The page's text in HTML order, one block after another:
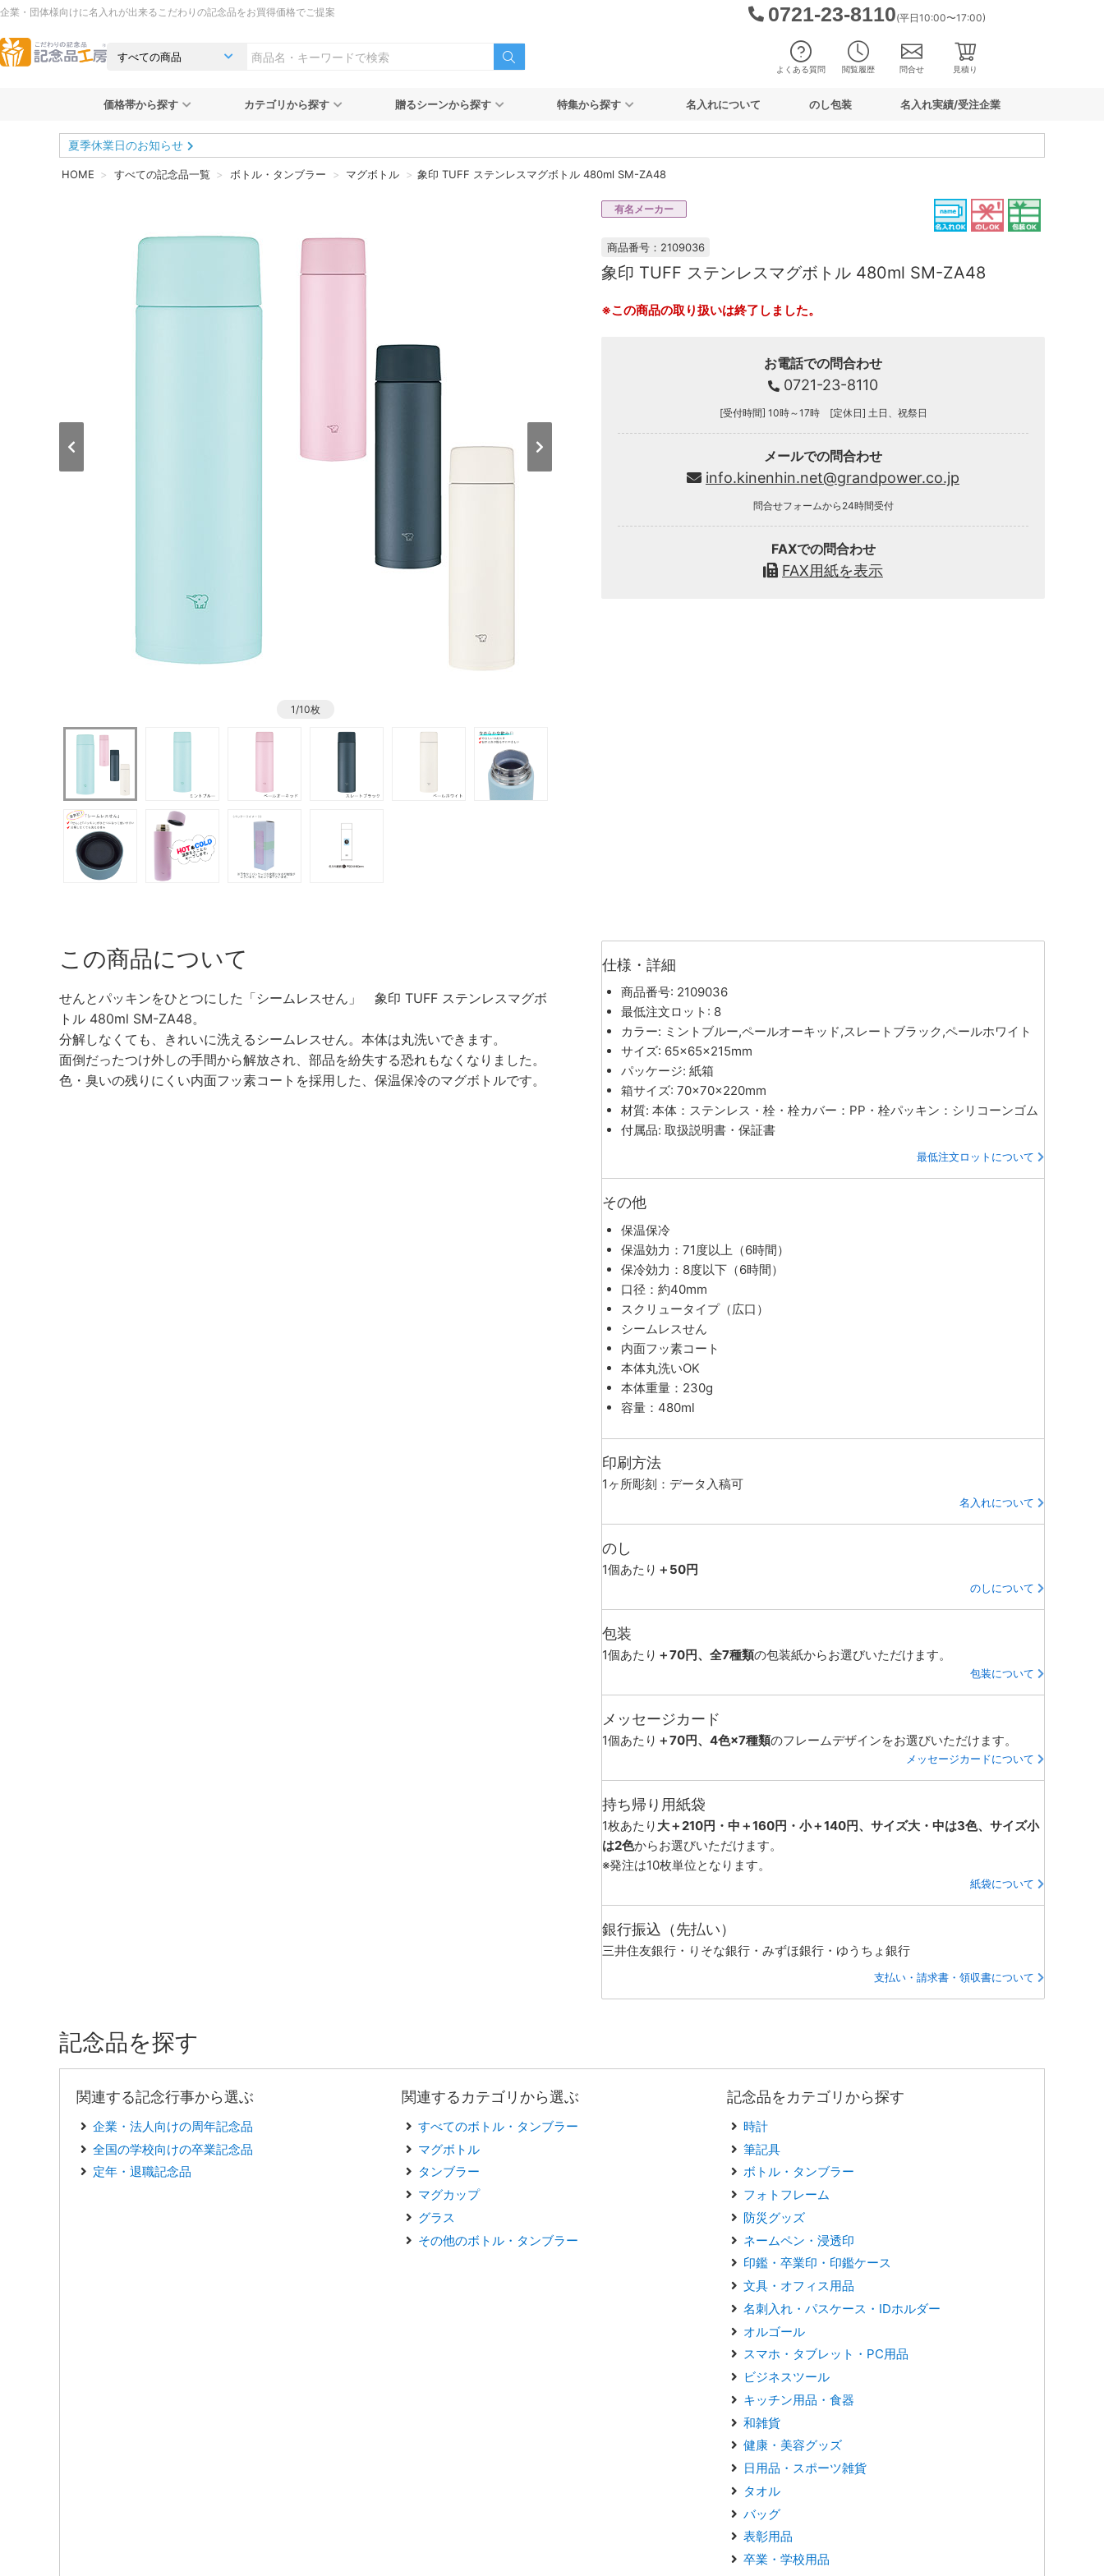
企業・団体様向けに名入れが出来るこだわりの記念品をお買得価格でご提案 0721-23-8110(平日10:00〜17:00)
よくある質問 閲覧履歴 問合せ 見積り
価格帯から探す カテゴリから探す 贈るシーンから探す 特集から探す 名入れについて のし包装 名入れ実績/受注企業
夏季休業日のお知らせ
HOME すべての記念品一覧 ボトル・タンブラー マグボトル 象印 TUFF ステンレスマグボトル 480ml SM-ZA48
1/10枚
有名メーカー
商品番号：2109036
象印 TUFF ステンレスマグボトル 480ml SM-ZA48
※この商品の取り扱いは終了しました。
お電話での問合わせ
0721-23-8110
[受付時間] 10時～17時 [定休日] 土日、祝祭日
メールでの問合わせ
info.kinenhin.net@grandpower.co.jp
問合せフォームから24時間受付
FAXでの問合わせ
FAX用紙を表示
この商品について
せんとパッキンをひとつにした「シームレスせん」 象印 TUFF ステンレスマグボ
トル 480ml SM-ZA48。
分解しなくても、きれいに洗えるシームレスせん。本体は丸洗いできます。
面倒だったつけ外しの手間から解放され、部品を紛失する恐れもなくなりました。
色・臭いの残りにくい内面フッ素コートを採用した、保温保冷のマグボトルです。
仕様・詳細
商品番号: 2109036
最低注文ロット: 8
カラー: ミントブルー,ペールオーキッド,スレートブラック,ペールホワイト
サイズ: 65×65×215mm
パッケージ: 紙箱
箱サイズ: 70×70×220mm
材質: 本体：ステンレス・栓・栓カバー：PP・栓パッキン：シリコーンゴム
付属品: 取扱説明書・保証書
最低注文ロットについて
その他
保温保冷
保温効力：71度以上（6時間）
保冷効力：8度以下（6時間）
口径：約40mm
スクリュータイプ（広口）
シームレスせん
内面フッ素コート
本体丸洗いOK
本体重量：230g
容量：480ml
印刷方法
1ヶ所彫刻：データ入稿可
名入れについて
のし
1個あたり ＋50円
のしについて
包装
1個あたり ＋70円、全7種類の包装紙からお選びいただけます。
包装について
メッセージカード
1個あたり ＋70円、4色×7種類のフレームデザインをお選びいただけます。
メッセージカードについて
持ち帰り用紙袋
1枚あたり 大＋210円・中＋160円・小＋140円、サイズ大・中は3色、サイズ小
は2色からお選びいただけます。
※発注は10枚単位となります。
紙袋について
銀行振込（先払い）
三井住友銀行・りそな銀行・みずほ銀行・ゆうちょ銀行
支払い・請求書・領収書について
記念品を探す
関連する記念行事から選ぶ
企業・法人向けの周年記念品
全国の学校向けの卒業記念品
定年・退職記念品
関連するカテゴリから選ぶ
すべてのボトル・タンブラー
マグボトル
タンブラー
マグカップ
グラス
その他のボトル・タンブラー
記念品をカテゴリから探す
時計
筆記具
ボトル・タンブラー
フォトフレーム
防災グッズ
ネームペン・浸透印
印鑑・卒業印・印鑑ケース
文具・オフィス用品
名刺入れ・パスケース・IDホルダー
オルゴール
スマホ・タブレット・PC用品
ビジネスツール
キッチン用品・食器
和雑貨
健康・美容グッズ
日用品・スポーツ雑貨
タオル
バッグ
表彰用品
卒業・学校用品